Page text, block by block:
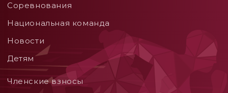
Соревнования
Национальная команда
Новости
Детям
Членские взносы